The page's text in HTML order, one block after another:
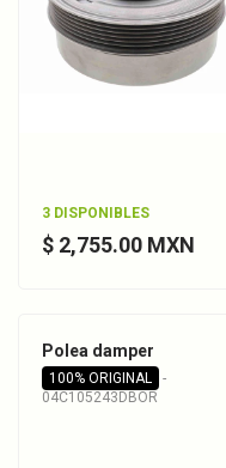
3 DISPONIBLES
$ 2,755.00 MXN
Polea damper
100% ORIGINAL
-
04C105243DBOR